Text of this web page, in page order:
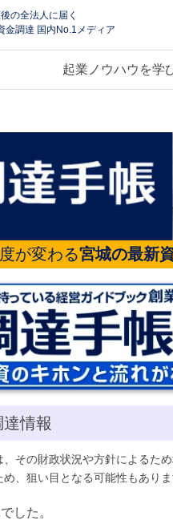
の全法人に届く
金調達 国内No.1メディア
起業ノウハウを学
が変わる宮城の最新
情報
その財政状況や方針によるた
、狙い目となる可能性もありま
した。